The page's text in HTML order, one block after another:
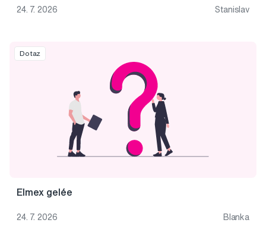
24. 7. 2026 Stanislav
Dotaz
Elmex gelée
24. 7. 2026 Blanka